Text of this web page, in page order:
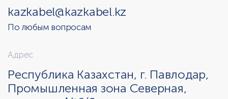
kazkabel@kazkabel.kz
По любым вопросам
Адрес
Республика Казахстан, г. Павлодар,
Промышленная зона Северная,